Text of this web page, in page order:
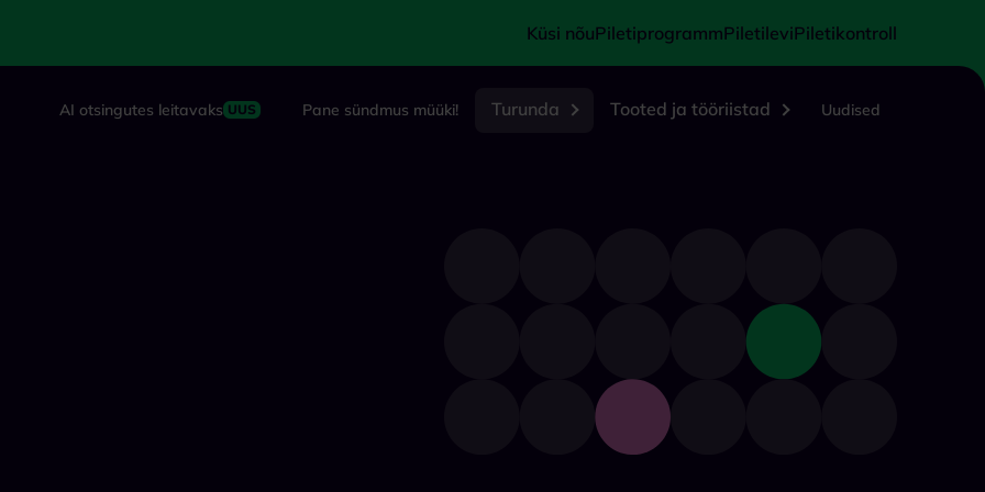
Küsi nõuPiletiprogrammPiletileviPiletikontroll
AI otsingutes leitavaks UUS Pane sündmus müüki! Turunda Tooted ja tööriistad Uudised